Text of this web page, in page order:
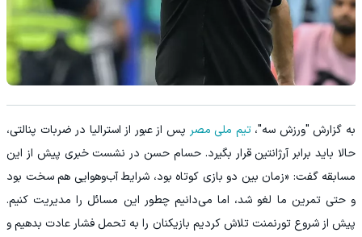
به گزارش "ورزش سه"،تیم ملی مصر پس از عبور از استرالیا در ضربات پنالتی،
حالا باید برابر آرژانتین قرار بگیرد. حسام حسن در نشست خبری پیش از این
مسابقه گفت: «زمان بین دو بازی کوتاه بود، شرایط آب‌وهوایی هم سخت بود
و حتی تمرین ما لغو شد، اما می‌دانیم چطور این مسائل را مدیریت کنیم.
پیش از شروع تورنمنت تلاش کردیم بازیکنان را به تحمل فشار عادت بدهیم و